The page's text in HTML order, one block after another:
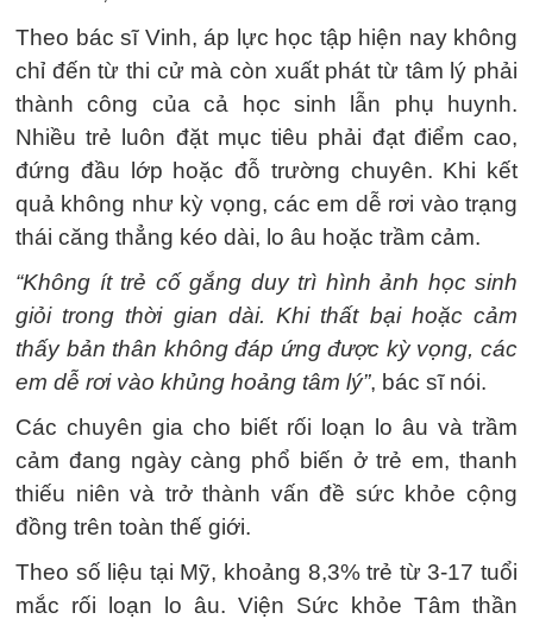
Theo bác sĩ Vinh, áp lực học tập hiện nay không
chỉ đến từ thi cử mà còn xuất phát từ tâm lý phải
thành công của cả học sinh lẫn phụ huynh.
Nhiều trẻ luôn đặt mục tiêu phải đạt điểm cao,
đứng đầu lớp hoặc đỗ trường chuyên. Khi kết
quả không như kỳ vọng, các em dễ rơi vào trạng
thái căng thẳng kéo dài, lo âu hoặc trầm cảm.
“Không ít trẻ cố gắng duy trì hình ảnh học sinh
giỏi trong thời gian dài. Khi thất bại hoặc cảm
thấy bản thân không đáp ứng được kỳ vọng, các
em dễ rơi vào khủng hoảng tâm lý”, bác sĩ nói.
Các chuyên gia cho biết rối loạn lo âu và trầm
cảm đang ngày càng phổ biến ở trẻ em, thanh
thiếu niên và trở thành vấn đề sức khỏe cộng
đồng trên toàn thế giới.
Theo số liệu tại Mỹ, khoảng 8,3% trẻ từ 3-17 tuổi
mắc rối loạn lo âu. Viện Sức khỏe Tâm thần